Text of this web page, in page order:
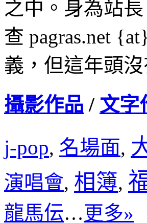
之中。身為站
查 pagras.net
義，但這年頭
攝影作品 / 文字
j-pop, 名場面,
演唱會, 相簿,
龍馬伝…更多»